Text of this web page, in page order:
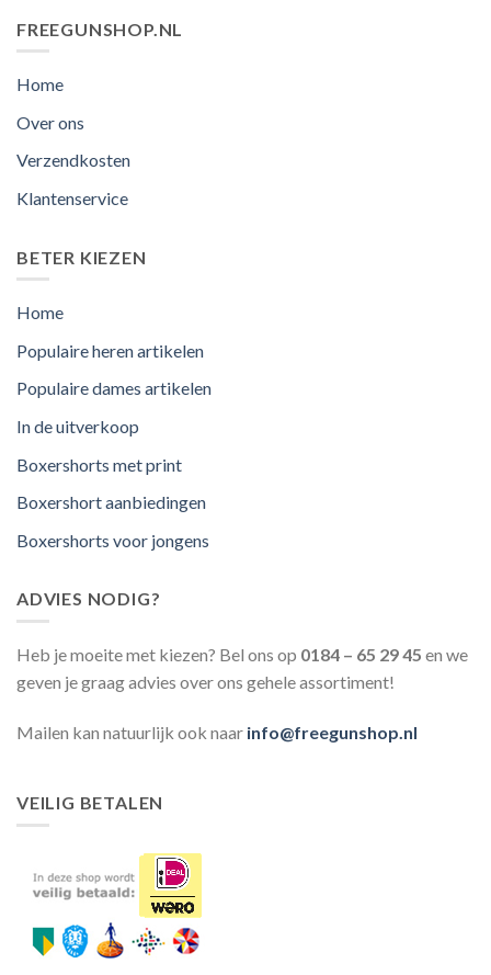
FREEGUNSHOP.NL
Home
Over ons
Verzendkosten
Klantenservice
BETER KIEZEN
Home
Populaire heren artikelen
Populaire dames artikelen
In de uitverkoop
Boxershorts met print
Boxershort aanbiedingen
Boxershorts voor jongens
ADVIES NODIG?
Heb je moeite met kiezen? Bel ons op 0184 – 65 29 45 en we
geven je graag advies over ons gehele assortiment!
Mailen kan natuurlijk ook naar info@freegunshop.nl
VEILIG BETALEN